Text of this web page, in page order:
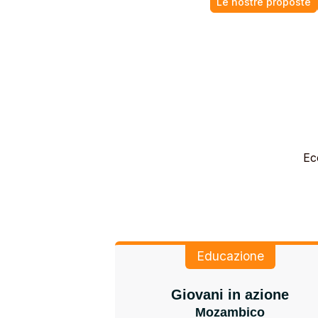
Educazione
Giovani in azione
Mozambico